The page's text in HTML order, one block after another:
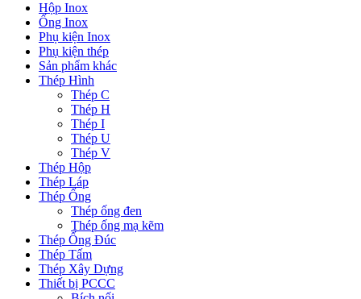
Hộp Inox
Ống Inox
Phụ kiện Inox
Phụ kiện thép
Sản phẩm khác
Thép Hình
Thép C
Thép H
Thép I
Thép U
Thép V
Thép Hộp
Thép Láp
Thép Ống
Thép ống đen
Thép ống mạ kẽm
Thép Ống Đúc
Thép Tấm
Thép Xây Dựng
Thiết bị PCCC